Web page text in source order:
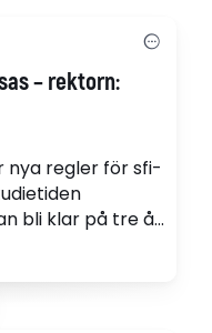
– rektorn:
nya regler för sfi-
bli klar på tre år.
kommun tycker